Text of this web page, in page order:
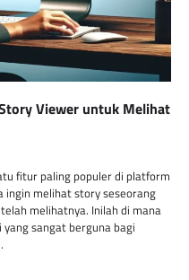
Viewer untuk Melihat
fitur paling populer di platform
ingin melihat story seseorang
melihatnya. Inilah di mana
yang sangat berguna bagi